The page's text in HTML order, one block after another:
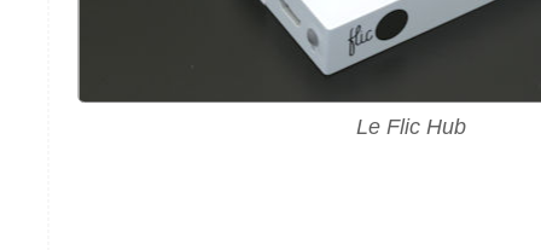
Le Flic Hub